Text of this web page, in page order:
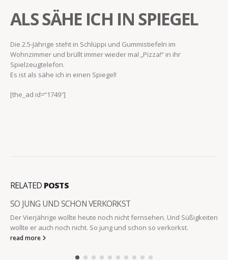
ALS SÄHE ICH IN SPIEGEL
Die 2.5-Jährige steht in Schlüppi und Gummistiefeln im
Wohnzimmer und brüllt immer wieder mal „Pizza!“ in ihr
Spielzeugtelefon.
Es ist als sähe ich in einen Spiegel!
[the_ad id=“1749″]
RELATED POSTS
SO JUNG UND SCHON VERKORKST
Der Vierjährige wollte heute noch nicht fernsehen. Und Süßigkeiten
wollte er auch noch nicht. So jung und schon so verkorkst.
read more